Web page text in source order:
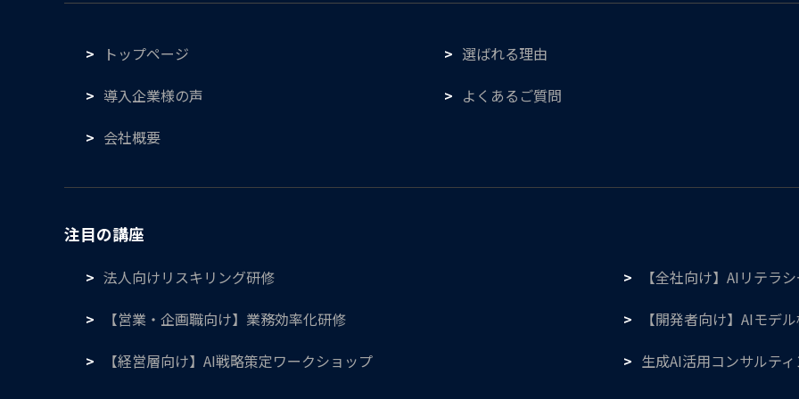
トップページ 選ばれる理由
導入企業様の声
よくあるご質問
会社概要
注目の講座
法人向けリスキリング研修
【全社向け】AIリテラ
【営業・企画職向け】業務効率化研修
【開発者向け】AIモデ
【経営層向け】AI戦略策定ワークショップ
生成AI活用コンサルテ